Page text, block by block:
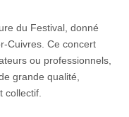
du Festival, donné
Cuivres. Ce concert
ou professionnels,
grande qualité,
collectif.